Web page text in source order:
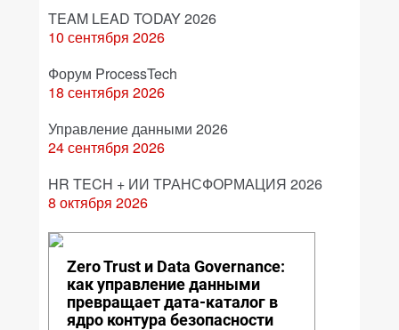
TEAM LEAD TODAY 2026
10 сентября 2026
Форум ProcessTech
18 сентября 2026
Управление данными 2026
24 сентября 2026
HR TECH + ИИ ТРАНСФОРМАЦИЯ 2026
8 октября 2026
Zero Trust и Data Governance:
как управление данными
превращает дата-каталог в
ядро контура безопасности